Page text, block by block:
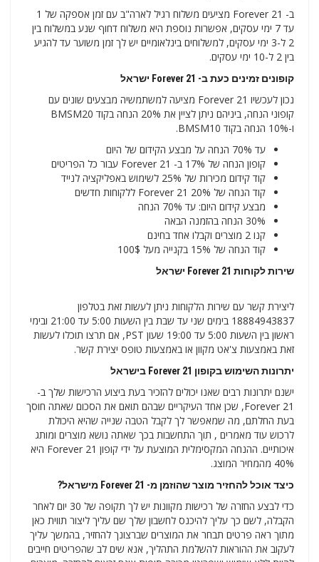
ב- Forever 21 מציעים משלוח רגיל לארה"ב עם זמן אספקה ​​של 1
עד 7 ימי עסקים, אפשרות נוספת היא משלוח דחוף שנע במשלוח בין
2 ל-3 ימי עסקים, למשלוחים בינלאומיים יש לך זמן משוער עד להגיע
בין 2 ל-10 ימי עסקים.
קופונים זמינים כעת ב- Forever 21 ישראל
נכון לעכשיו Forever 21 מציעה למשתמשיה מבצעים שונים עם
קופוני הנחה, ביניהם ניתן לציין את 20% הנחה בקוד BMSM20
ו-10% הנחה בקוד BMSM10.
עד 70% הנחה על מבצע הקידום של היום
קופון הנחה של 17% ב- Forever 21 עבור כל הפריטים
קוד קידום מכירות של 25% לשימוש באפליקציה לנייד
קוד הנחה של 20% Forever 21 ללקוחות חדשים
מבצע קידום היום: עד 70% הנחה
30% הנחה בהזמנה הבאה
קנו 2 מוצרים וקבלו אחד בחינם
קוד הנחה של 15% בקנייה מעל 100$
שירות לקוחות Forever 21 ישראל
ליצירת קשר עם שירות הלקוחות ניתן לעשות זאת בטלפון
18884943837 בימים שני עד שבת בין השעות 5:00 עד 21:00 ובימי
ראשון בין השעות 5:00 עד 19:00 שעון PST, אם תרצו תוכלו לעשות
זאת באמצעות צ'אט מקוון או באמצעות טופס יצירת קשר.
יתרונות השימוש בקופון Forever 21 בישראל
ישנם יתרונות רבים שאנו יכולים להזכיר בעת ביצוע הרכישות שלך ב-
Forever 21, שכן אחד העיקריים שבהם תואם את הסכום שאתה חוסך
בעת החלתם, מה שמאפשר לך לקבל הטבה שנייה שהיא היכולת
לרכוש עוד מאמרים , תוך התחשבות בכך שאתה נושא מוצרים ומותג
איכותיים. ההנחה המקסימלית המוצעת על ידי קופון Forever 21 היא
40% מהמחיר המוצג.
כיצד אוכל להחזיר מוצר שהוזמן מ- Forever 21 מישראל?
כדי לבצע החזרה של רכישות מקוונות יש לך תקופה של 30 יום לאחר
הקבלה, לשם כך עליך להיכנס לחשבון שלך שם עליך ליצור תווית כאן
מתוך ראה פרטים תבחר את המוצרים שברצונך להחזיר, בהמשך עליך
לעקוב את ההוראות להשלמת התהליך, אנא שים לב שהפריטים חייבים